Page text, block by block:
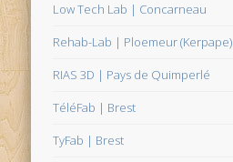
Low Tech Lab | Concarneau
Rehab-Lab | Ploemeur (Kerpape)
RIAS 3D | Pays de Quimperlé
TéléFab | Brest
TyFab | Brest